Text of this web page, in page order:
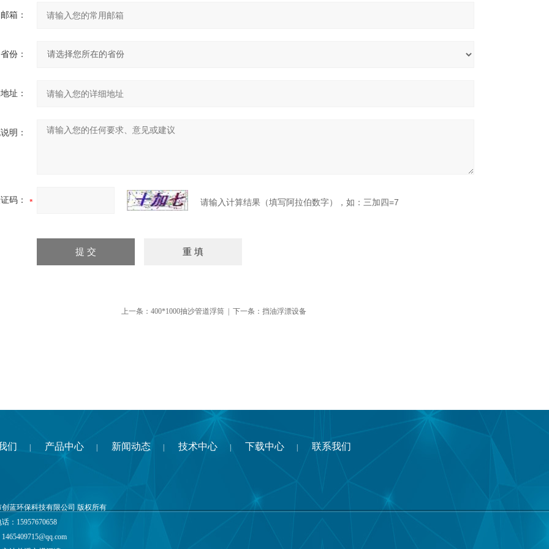
箱：
省份：
址：
明：
码： 请输入计算结果（填写阿拉伯数字），如：三加四=7
上一条： 400*1000抽沙管道浮筒 | 下一条： 挡油浮漂设备
们 产品中心 新闻动态 技术中心 下载中心 联系我们
创蓝环保科技有限公司 版权所有
：15957670658
1465409715@qq.com